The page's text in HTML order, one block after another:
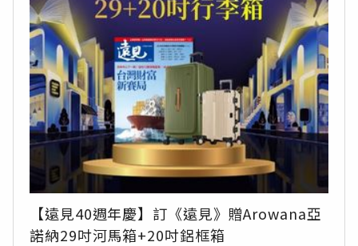
【遠見40週年慶】訂《遠見》贈Arowana亞
諾納29吋河馬箱+20吋鋁框箱